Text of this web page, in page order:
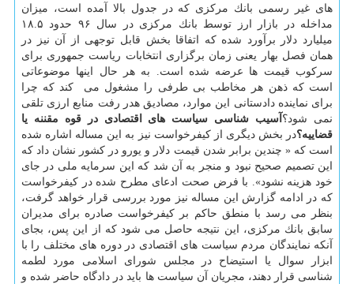
های غیر رسمی بانك مركزی كه در جدول بالا آمده است، میزان
مداخله در بازار ارز توسط بانك مركزی در سال ۹۶ حدود ۱۸.۵
میلیارد دلار برآورد شده كه اتفاقا بخش قابل توجهی از آن نیز در
همان فصل بهار یعنی زمان برگزاری انتخابات ریاست جمهوری برای
سركوب قیمت ها عرضه شده است. به هر حال اینها موضوعاتی
است كه ذهن هر مخاطب بی طرفی را مشغول می ‍ كند كه چرا
برای نماینده دادستانی این موارد، مصادیق هدر رفت منابع ارزی تلقی
نمی شود؟ آسیب شناسی سیاست های اقتصادی در قوه مقننه یا
قضاییه؟در بخش دیگری از كیفرخواست نیز به این مساله اشاره شده
است كه « چندین برابر شدن قیمت دلار و یورو در كشور نشان داد كه
این تصمیم صحیح نبود و منجر به آن شد كه این سرمایه ملی در جای
خود هزینه نشود». با فرض صحت ادعای مطرح شده در كیفرخواست
كه در ادامه گزارش این مساله نیز مورد بررسی قرار خواهد گرفت،
بنظر می رسد با منطق حاكم بر كیفرخواست صادره برای مدیران
سابق بانك مركزی، این نتیجه حاصل می شود كه از این پس، بجای
آنكه نمایندگان مردم سیاست های اقتصادی در دوره های مختلف را با
ابزار سوال یا استیضاح در مجلس شورای اسلامی مورد لطمه
شناسی قرار دهند، مجریان آن سیاست ها باید در دادگاه حاضر شده و